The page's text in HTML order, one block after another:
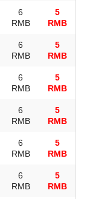
6
RMB
5
RMB
6
RMB
5
RMB
6
RMB
5
RMB
6
RMB
5
RMB
6
RMB
5
RMB
6
RMB
5
RMB